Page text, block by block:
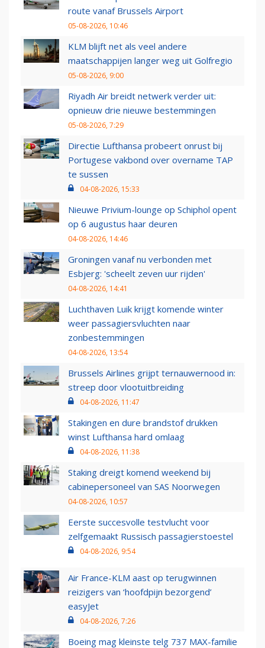
route vanaf Brussels Airport
05-08-2026, 10:46
KLM blijft net als veel andere
maatschappijen langer weg uit Golfregio
05-08-2026, 9:00
Riyadh Air breidt netwerk verder uit:
opnieuw drie nieuwe bestemmingen
05-08-2026, 7:29
Directie Lufthansa probeert onrust bij
Portugese vakbond over overname TAP
te sussen
04-08-2026, 15:33
Nieuwe Privium-lounge op Schiphol opent
op 6 augustus haar deuren
04-08-2026, 14:46
Groningen vanaf nu verbonden met
Esbjerg: 'scheelt zeven uur rijden'
04-08-2026, 14:41
Luchthaven Luik krijgt komende winter
weer passagiersvluchten naar
zonbestemmingen
04-08-2026, 13:54
Brussels Airlines grijpt ternauwernood in:
streep door vlootuitbreiding
04-08-2026, 11:47
Stakingen en dure brandstof drukken
winst Lufthansa hard omlaag
04-08-2026, 11:38
Staking dreigt komend weekend bij
cabinepersoneel van SAS Noorwegen
04-08-2026, 10:57
Eerste succesvolle testvlucht voor
zelfgemaakt Russisch passagierstoestel
04-08-2026, 9:54
Air France-KLM aast op terugwinnen
reizigers van ‘hoofdpijn bezorgend’
easyJet
04-08-2026, 7:26
Boeing mag kleinste telg 737 MAX-familie